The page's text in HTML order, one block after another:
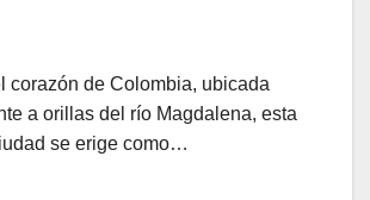
corazón de Colombia, ubicada
a orillas del río Magdalena, esta
se erige como…